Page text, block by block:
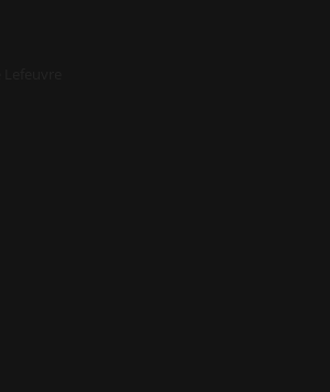
DES PAYS DE LA LOIRE
LEFEUVRE